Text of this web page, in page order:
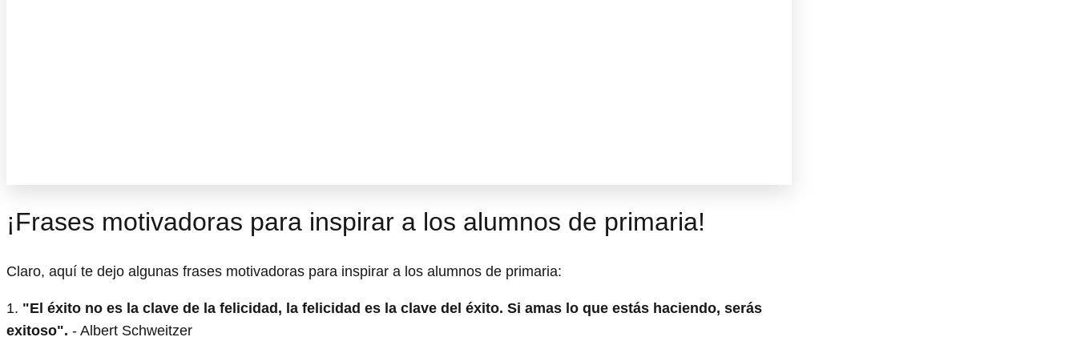
¡Frases motivadoras para inspirar a los alumnos de primaria!
Claro, aquí te dejo algunas frases motivadoras para inspirar a los alumnos de primaria:
1. "El éxito no es la clave de la felicidad, la felicidad es la clave del éxito. Si amas lo que estás haciendo, serás
exitoso". - Albert Schweitzer